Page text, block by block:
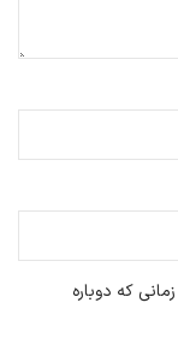
که دوباره